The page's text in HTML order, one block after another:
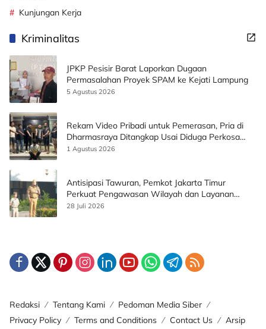
Kunjungan Kerja
Kriminalitas
JPKP Pesisir Barat Laporkan Dugaan
Permasalahan Proyek SPAM ke Kejati Lampung
5 Agustus 2026
Rekam Video Pribadi untuk Pemerasan, Pria di
Dharmasraya Ditangkap Usai Diduga Perkosa
Korban
1 Agustus 2026
Antisipasi Tawuran, Pemkot Jakarta Timur
Perkuat Pengawasan Wilayah dan Layanan
Publik
28 Juli 2026
Redaksi Tentang Kami
Pedoman Media Siber
Privacy Policy
Terms and Conditions Contact Us Arsip